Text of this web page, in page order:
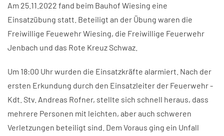
Am 25.11.2022 fand beim Bauhof Wiesing eine
Einsatzübung statt. Beteiligt an der Übung waren die
Freiwillige Feuewehr Wiesing, die Freiwillige Feuerwehr
Jenbach und das Rote Kreuz Schwaz.
Um 18:00 Uhr wurden die Einsatzkräfte alarmiert. Nach der
ersten Erkundung durch den Einsatzleiter der Feuerwehr -
Kdt. Stv. Andreas Rofner, stellte sich schnell heraus, dass
mehrere Personen mit leichten, aber auch schweren
Verletzungen beteiligt sind. Dem Voraus ging ein Unfall